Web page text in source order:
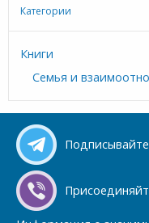
Категории
Книги
Семья и